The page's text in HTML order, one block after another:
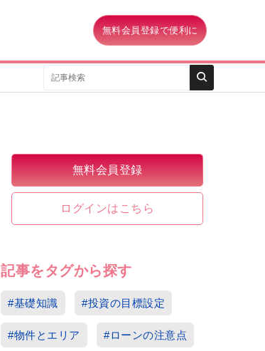
無料会員登録で便利に
無料会員登録
ログインはこちら
記事をタグから探す
#基礎知識 #投資の目標設定
#物件とエリア #ローンの注意点